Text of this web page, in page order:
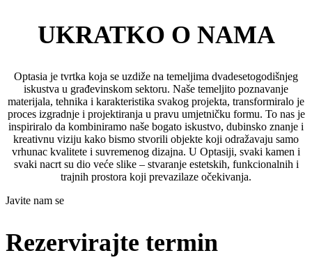
UKRATKO O NAMA
Optasia je tvrtka koja se uzdiže na temeljima dvadesetogodišnjeg
iskustva u građevinskom sektoru. Naše temeljito poznavanje
materijala, tehnika i karakteristika svakog projekta, transformiralo je
proces izgradnje i projektiranja u pravu umjetničku formu. To nas je
inspiriralo da kombiniramo naše bogato iskustvo, dubinsko znanje i
kreativnu viziju kako bismo stvorili objekte koji odražavaju samo
vrhunac kvalitete i suvremenog dizajna. U Optasiji, svaki kamen i
svaki nacrt su dio veće slike – stvaranje estetskih, funkcionalnih i
trajnih prostora koji prevazilaze očekivanja.
Javite nam se
Rezervirajte termin